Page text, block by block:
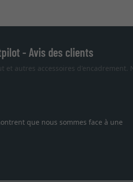
- Avis des clients
autres accessoires d'encadrement.
que nous sommes face à une